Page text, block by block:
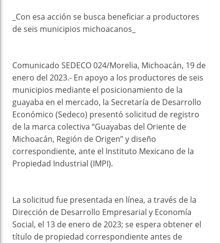
_Con esa acción se busca beneficiar a productores
de seis municipios michoacanos_
Comunicado SEDECO 024/Morelia, Michoacán, 19 de
enero del 2023.- En apoyo a los productores de seis
municipios mediante el posicionamiento de la
guayaba en el mercado, la Secretaría de Desarrollo
Económico (Sedeco) presentó solicitud de registro
de la marca colectiva “Guayabas del Oriente de
Michoacán, Región de Origen” y diseño
correspondiente, ante el Instituto Mexicano de la
Propiedad Industrial (IMPI).
La solicitud fue presentada en línea, a través de la
Dirección de Desarrollo Empresarial y Economía
Social, el 13 de enero de 2023; se espera obtener el
título de propiedad correspondiente antes de